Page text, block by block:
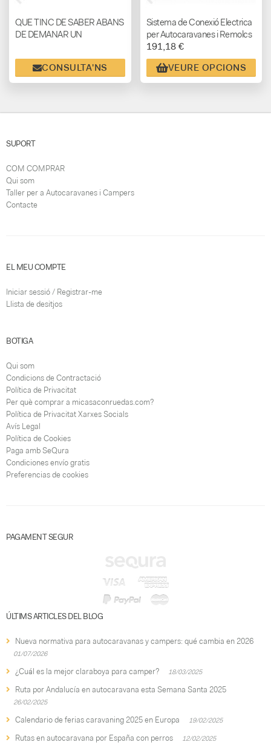
QUE TINC DE SABER ABANS
DE DEMANAR UN
AUTOCARAVANA
CONSULTA'NS
Sistema de Conexió Electrica
per Autocaravanes i Remolcs
191,18 €
VEURE OPCIONS
SUPORT
COM COMPRAR
Qui som
Taller per a Autocaravanes i Campers
Contacte
EL MEU COMPTE
Iniciar sessió / Registrar-me
Llista de desitjos
BOTIGA
Qui som
Condicions de Contractació
Política de Privacitat
Per què comprar a micasaconruedas.com?
Política de Privacitat Xarxes Socials
Avís Legal
Política de Cookies
Paga amb SeQura
Condiciones envío gratis
Preferencias de cookies
PAGAMENT SEGUR
ÚLTIMS ARTICLES DEL BLOG
Nueva normativa para autocaravanas y campers: qué cambia en 2026
01/07/2026
¿Cuál es la mejor claraboya para camper? 18/03/2025
Ruta por Andalucía en autocaravana esta Semana Santa 2025
26/02/2025
Calendario de ferias caravaning 2025 en Europa 19/02/2025
Rutas en autocaravana por España con perros 12/02/2025